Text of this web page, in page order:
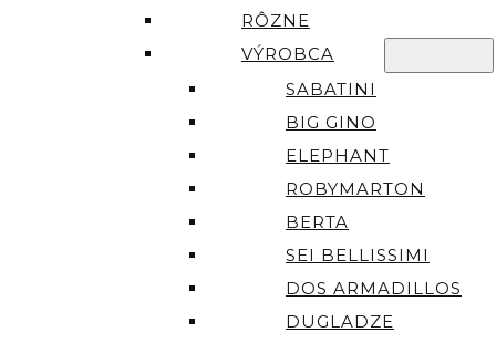
RÔZNE
VÝROBCA
SABATINI
BIG GINO
ELEPHANT
ROBYMARTON
BERTA
SEI BELLISSIMI
DOS ARMADILLOS
DUGLADZE